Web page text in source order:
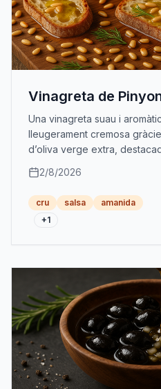
Vinagreta de
Una vinagreta suau i
lleugerament cremosa
d’oliva verge extra,
herbaci de l'anet.
2/8/2026
cru salsa
amanida
+1